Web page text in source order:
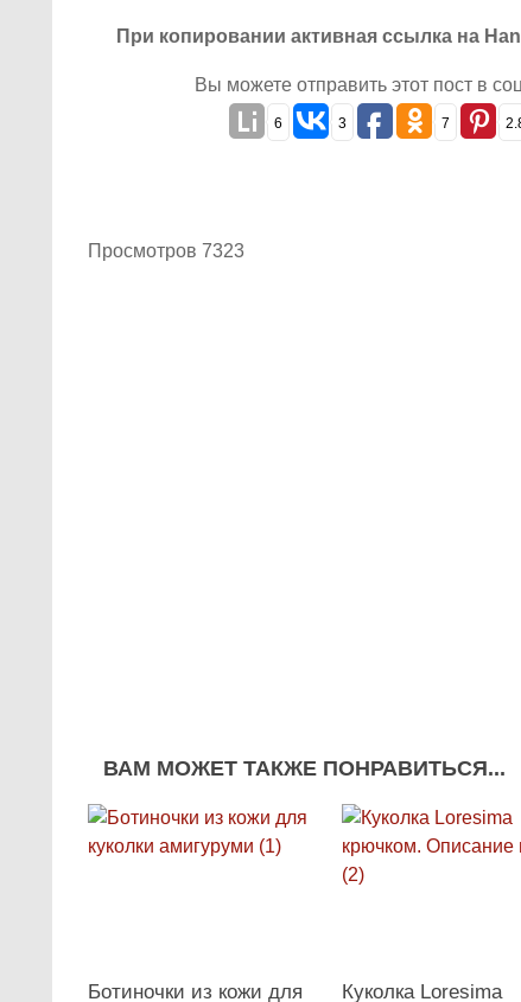
При копировании активная ссылка на
Вы можете отправить этот пост в
6 3 7
Просмотров 7323
ВАМ МОЖЕТ ТАКЖЕ ПОНРАВИТЬСЯ...
Ботиночки из кожи для Куколка Loresima